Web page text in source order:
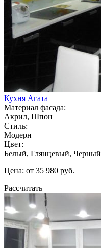
Кухня Агата
Материал фасада:
Акрил, Шпон
Стиль:
Модерн
Цвет:
Белый, Глянцевый, Черный
Цена: от 35 980 руб.
Рассчитать